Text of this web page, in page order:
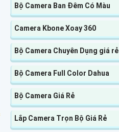
Bộ Camera Ban Đêm Có Màu
Camera Kbone Xoay 360
Bộ Camera Chuyên Dụng giá rẻ
Bộ Camera Full Color Dahua
Bộ Camera Giá Rẻ
Lắp Camera Trọn Bộ Giá Rẻ